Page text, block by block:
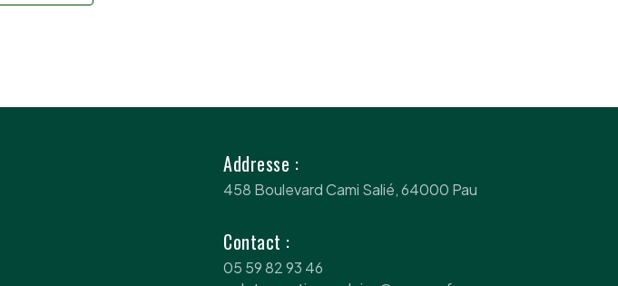
Addresse :
458 Boulevard Cami Salié, 64000 Pau
Contact :
05 59 82 93 46